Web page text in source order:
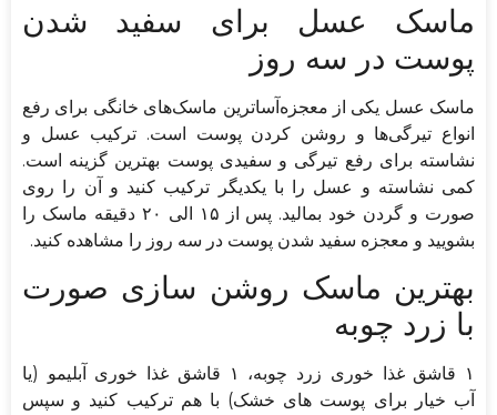
ماسک عسل برای سفید شدن
پوست در سه روز
ماسک عسل یکی از معجزه‌آساترین ماسک‌های خانگی برای رفع
انواع تیرگی‌ها و روشن کردن پوست است. ترکیب عسل و
نشاسته برای رفع تیرگی و سفیدی پوست بهترین گزینه است.
کمی نشاسته و عسل را با یکدیگر ترکیب کنید و آن را روی
صورت و گردن خود بمالید. پس از ۱۵ الی ۲۰ دقیقه ماسک را
بشویید و معجزه سفید شدن پوست در سه روز را مشاهده کنید.
بهترین ماسک روشن سازی صورت
با زرد چوبه
۱ قاشق غذا خوری زرد چوبه، ۱ قاشق غذا خوری آبلیمو (یا
آب خیار برای پوست های خشک) با هم ترکیب کنید و سپس